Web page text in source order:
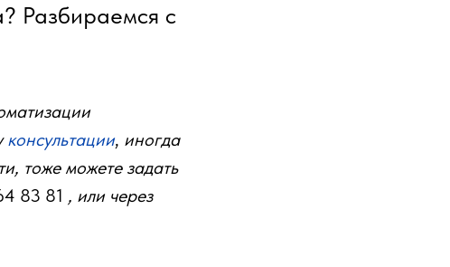
Разбираемся с
консультации, иногда
тоже можете задать
83 81 , или через